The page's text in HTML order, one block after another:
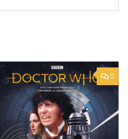
0